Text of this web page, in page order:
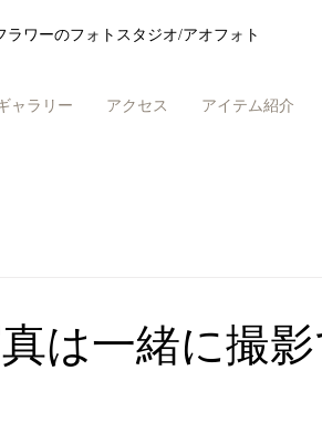
ワーのフォトスタジオ/アオフォト
ャラリー アクセス アイテム紹介
は一緒に撮影